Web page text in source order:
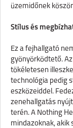
üzemidőnek
Stílus és
Ez a fejhallgató
gyönyörködtető. Az
tökéletesen
technológia pedig
eszközeiddel.
zenehallgatás
terén. A Nothing
mindazoknak, akik